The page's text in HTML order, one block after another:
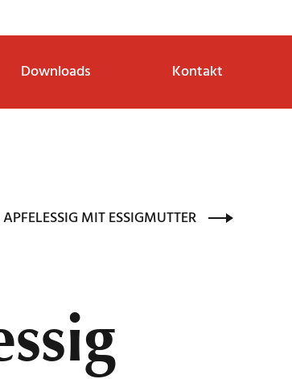
Downloads Kontakt
MIT ESSIGMUTTER